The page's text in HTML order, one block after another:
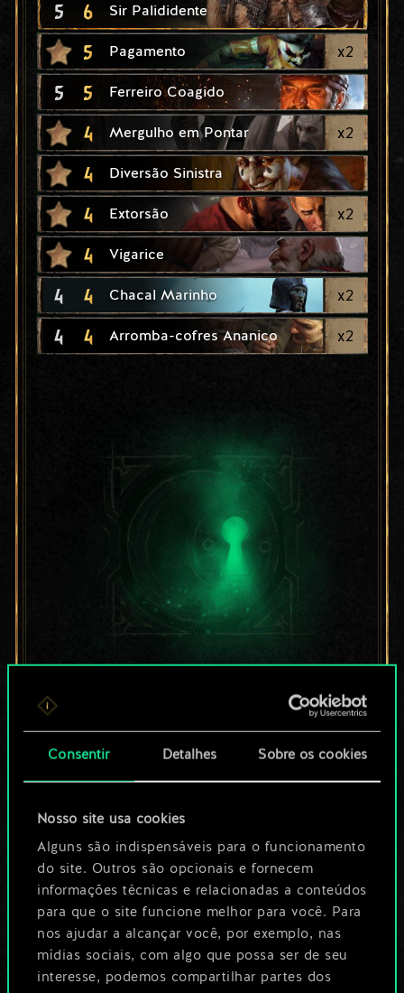
Consentir Detalhes Sobre os cookies
Nosso site usa cookies
Alguns são indispensáveis para o funcionamento
do site. Outros são opcionais e fornecem
informações técnicas e relacionadas a conteúdos
para que o site funcione melhor para você. Para
nos ajudar a alcançar você, por exemplo, nas
mídias sociais, com algo que possa ser de seu
interesse, podemos compartilhar partes dos
5 6 Sir Palididente
5 Pagamento x2
5 5 Ferreiro Coagido
4 Mergulho em Pontar x2
4 Diversão Sinistra
4 Extorsão x2
4 Vigarice
4 4 Chacal Marinho x2
4 4 Arromba-cofres Ananico x2
Por enquanto, isto é
apenas um conjunto
compartilhado.
No entanto, dá para
ser muito mais!
Dê um nome para este baralho e crie
um guia